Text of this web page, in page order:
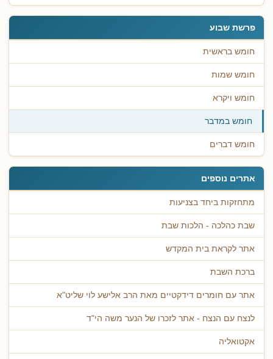
פרשת שבוע
חומש בראשית
חומש שמות
חומש ויקרא
חומש במדבר
חומש דברים
אתרים נוספים
מתחזקות ביחד בצניעות
שבת כהלכה - הלכות שבת
אתר לקראת בית המקדש
ברכת השבת
אתר עם חומרים דידקטיים מאת הרב אלישע לוי שליט"א
לנצח עם הנצח - אתר לזכרו של הנער משה הי"ד
אקטואליה